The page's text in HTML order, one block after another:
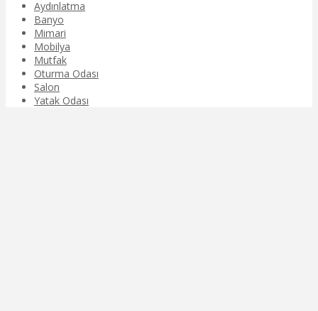
Aydınlatma
Banyo
Mimari
Mobilya
Mutfak
Oturma Odası
Salon
Yatak Odası